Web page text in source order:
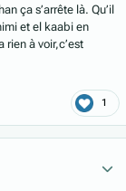
ça s’arrête là. Qu’il
et el kaabi en
rien à voir,c’est
1